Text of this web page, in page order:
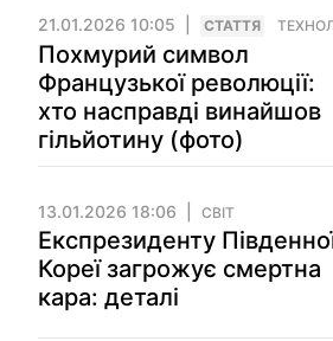
21.01.2026 10:05 СТАТТЯ
Похмурий символ
Французької революції:
хто насправді винайшов
гільйотину (фото)
13.01.2026 18:06 СВІТ
Експрезиденту
Кореї загрожує смертна
кара: деталі